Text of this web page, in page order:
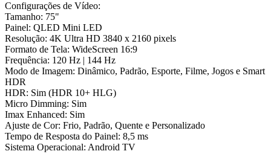
Configurações de Vídeo:
Tamanho: 75"
Painel: QLED Mini LED
Resolução: 4K Ultra HD 3840 x 2160 pixels
Formato de Tela: WideScreen 16:9
Frequência: 120 Hz | 144 Hz
Modo de Imagem: Dinâmico, Padrão, Esporte, Filme, Jogos e Smart
HDR
HDR: Sim (HDR 10+ HLG)
Micro Dimming: Sim
Imax Enhanced: Sim
Ajuste de Cor: Frio, Padrão, Quente e Personalizado
Tempo de Resposta do Painel: 8,5 ms
Sistema Operacional: Android TV